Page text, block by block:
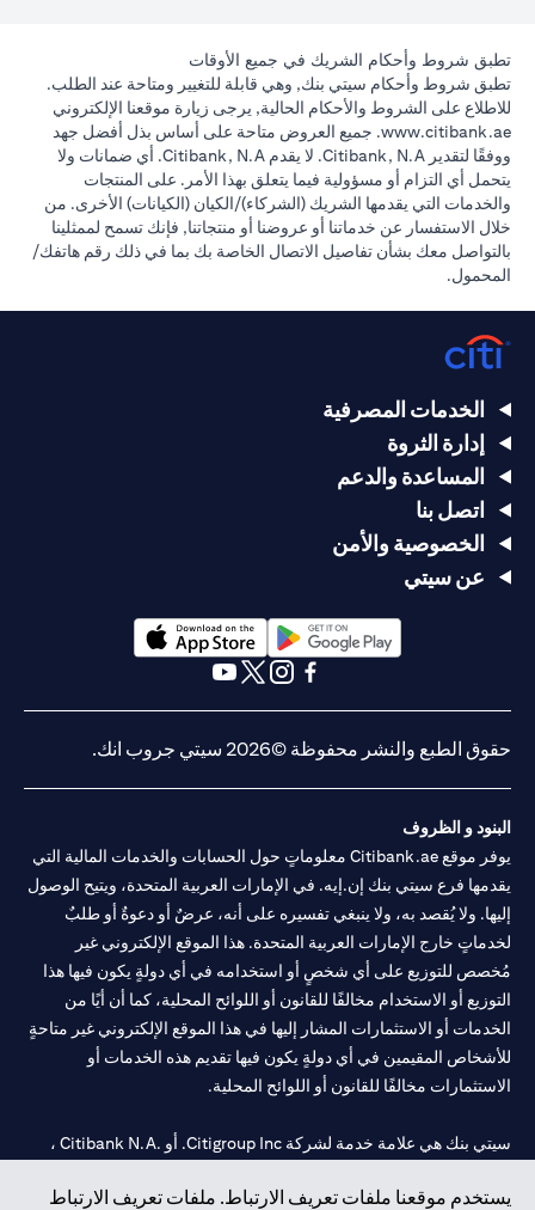
تطبق شروط وأحكام الشريك في جميع الأوقات
تطبق شروط وأحكام سيتي بنك, وهي قابلة للتغيير ومتاحة عند الطلب.
للاطلاع على الشروط والأحكام الحالية, يرجى زيارة موقعنا الإلكتروني
www.citibank.ae
(opens in a new tab). جميع العروض متاحة على أساس بذل أفضل جهد
ووفقًا لتقدير Citibank, N.A. لا يقدم Citibank, N.A. أي ضمانات ولا
يتحمل أي التزام أو مسؤولية فيما يتعلق بهذا الأمر. على المنتجات
والخدمات التي يقدمها الشريك (الشركاء)/الكيان (الكيانات) الأخرى. من
خلال الاستفسار عن خدماتنا أو عروضنا أو منتجاتنا, فإنك تسمح لممثلينا
بالتواصل معك بشأن تفاصيل الاتصال الخاصة بك بما في ذلك رقم هاتفك/
المحمول.
يستخدم موقعنا ملفات تعريف الارتباط. ملفات تعريف الارتباط
الخدمات المصرفية
إدارة الثروة
المساعدة والدعم
اتصل بنا
الخصوصية والأمن
عن سيتي
(opens in a new tab)
حقوق الطبع والنشر محفوظة ©2026 سيتي جروب انك.
البنود و الظروف
يوفر موقع Citibank.ae معلوماتٍ حول الحسابات والخدمات المالية التي
يقدمها فرع سيتي بنك إن.إيه. في الإمارات العربية المتحدة، ويتيح الوصول
إليها. ولا يُقصد به، ولا ينبغي تفسيره على أنه، عرضٌ أو دعوةٌ أو طلبٌ
لخدماتٍ خارج الإمارات العربية المتحدة. هذا الموقع الإلكتروني غير
مُخصص للتوزيع على أي شخصٍ أو استخدامه في أي دولةٍ يكون فيها هذا
التوزيع أو الاستخدام مخالفًا للقانون أو اللوائح المحلية، كما أن أيًا من
الخدمات أو الاستثمارات المشار إليها في هذا الموقع الإلكتروني غير متاحةٍ
للأشخاص المقيمين في أي دولةٍ يكون فيها تقديم هذه الخدمات أو
الاستثمارات مخالفًا للقانون أو اللوائح المحلية.
سيتي بنك هي علامة خدمة لشركة Citigroup Inc. أو .Citibank N.A ،